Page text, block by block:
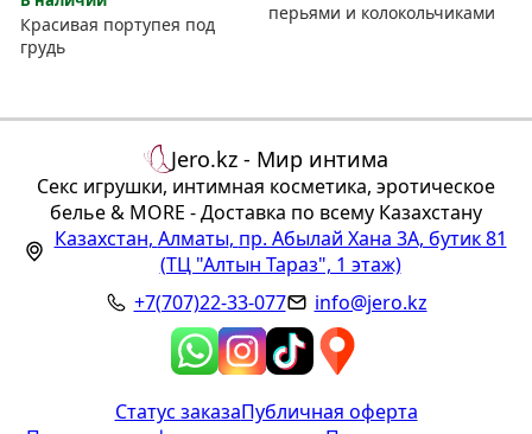
Красивая портупея под
грудь
перьями и колокольчиками
Jero.kz - Мир интима
Секс игрушки, интимная косметика, эротическое
белье & MORE - Доставка по всему Казахстану
Казахстан, Алматы, пр. Абылай Хана 3А, бутик 81
(ТЦ "Алтын Тараз", 1 этаж)
+7(707)22-33-077
info@jero.kz
Статус заказаПубличная оферта